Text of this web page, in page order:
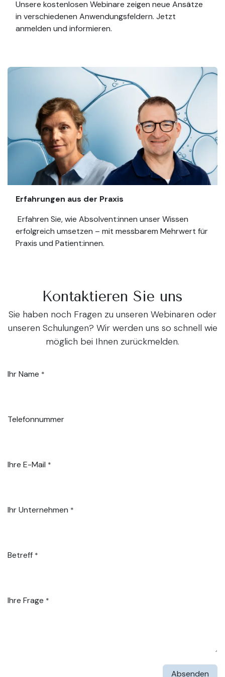
Unsere kostenlosen Webinare zeigen neue Ansätze
in verschiedenen Anwendungsfeldern. Jetzt
anmelden und informieren.
Erfahrungen aus der Praxis
Erfahren Sie, wie Absolvent:innen unser Wissen
erfolgreich umsetzen – mit messbarem Mehrwert für
Praxis und Patient:innen.
Kontaktieren Sie uns
Sie haben noch Fragen zu unseren Webinaren oder
unseren Schulungen? Wir werden uns so schnell wie
möglich bei Ihnen zurückmelden.
Ihr Name *
Telefonnummer
Ihre E-Mail *
Ihr Unternehmen *
Betreff *
Ihre Frage *
Absenden